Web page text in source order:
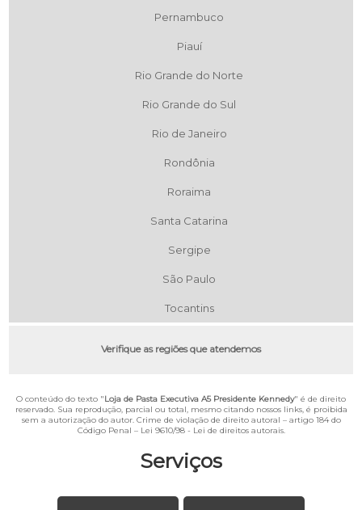
Serviços
Pernambuco
Piauí
Rio Grande do Norte
Rio Grande do Sul
Rio de Janeiro
Rondônia
Roraima
Santa Catarina
Sergipe
São Paulo
Tocantins
Verifique as regiões que atendemos
O conteúdo do texto "Loja de Pasta Executiva A5 Presidente Kennedy" é de direito
reservado. Sua reprodução, parcial ou total, mesmo citando nossos links, é proibida
sem a autorização do autor. Crime de violação de direito autoral – artigo 184 do
Código Penal – Lei 9610/98 - Lei de direitos autorais.